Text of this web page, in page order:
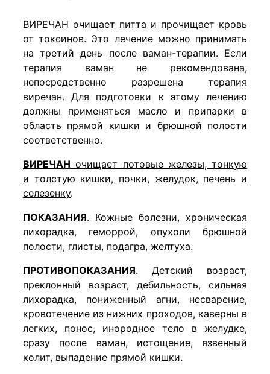
ВИРЕЧАН очищает питта и прочищает кровь
от токсинов. Это лечение можно принимать
на третий день после ваман-терапии. Если
терапия ваман не рекомендована,
непосредственно разрешена терапия
виречан. Для подготовки к этому лечению
должны применяться масло и припарки в
область прямой кишки и брюшной полости
соответственно.
ВИРЕЧАН очищает потовые железы, тонкую
и толстую кишки, почки, желудок, печень и
селезенку.
ПОКАЗАНИЯ. Кожные болезни, хроническая
лихорадка, геморрой, опухоли брюшной
полости, глисты, подагра, желтуха.
ПРОТИВОПОКАЗАНИЯ. Детский возраст,
преклонный возраст, дебильность, сильная
лихорадка, пониженный агни, несварение,
кровотечение из нижних проходов, каверны в
легких, понос, инородное тело в желудке,
сразу после ваман, истощение, язвенный
колит, выпадение прямой кишки.